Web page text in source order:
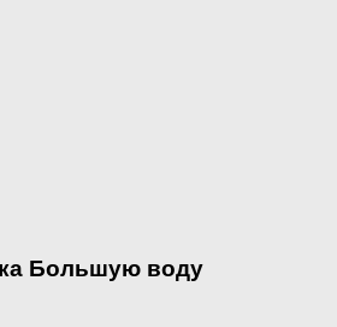
Большую воду